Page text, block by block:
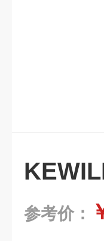
参考价：